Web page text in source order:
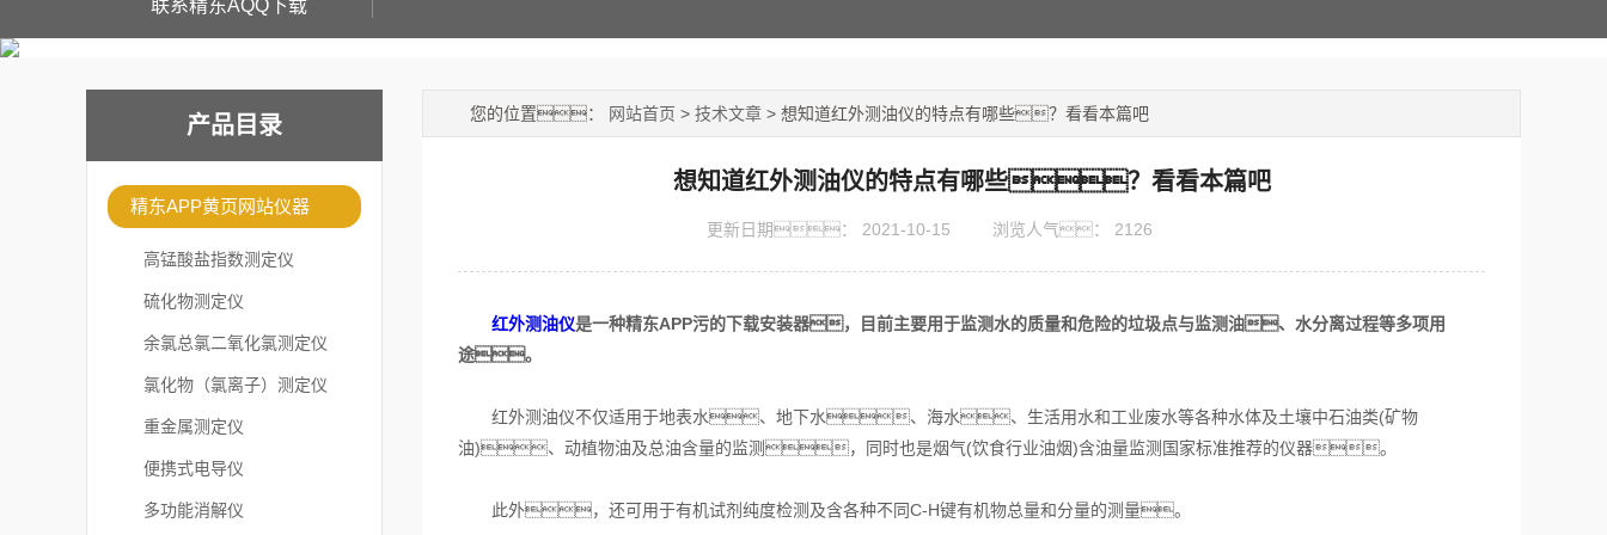
联系精东AQQ下载
产品目录
精东APP黄页网站仪器
高锰酸盐指数测定仪
硫化物测定仪
余氯总氯二氧化氯测定仪
氯化物（氯离子）测定仪
重金属测定仪
便携式电导仪
多功能消解仪
您的位置： 网站首页 > 技术文章 > 想知道红外测油仪的特点有哪些？看看本篇吧
想知道红外测油仪的特点有哪些？看看本篇吧
更新日期： 2021-10-15 浏览人气： 2126
红外测油仪是一种精东APP污的下载安装器，目前主要用于监测水的质量和危险的垃圾点与监测油、水分离过程等多项用
途。
红外测油仪不仅适用于地表水、地下水、海水、生活用水和工业废水等各种水体及土壤中石油类(矿物
油)、动植物油及总油含量的监测，同时也是烟气(饮食行业油烟)含油量监测国家标准推荐的仪器。
此外，还可用于有机试剂纯度检测及含各种不同C-H键有机物总量和分量的测量。